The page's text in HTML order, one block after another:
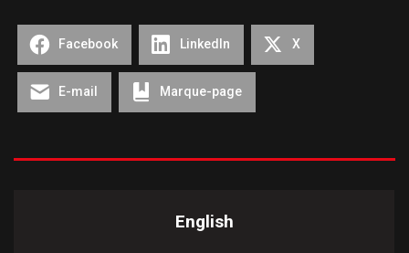
Facebook LinkedIn X
E-mail Marque-page
English